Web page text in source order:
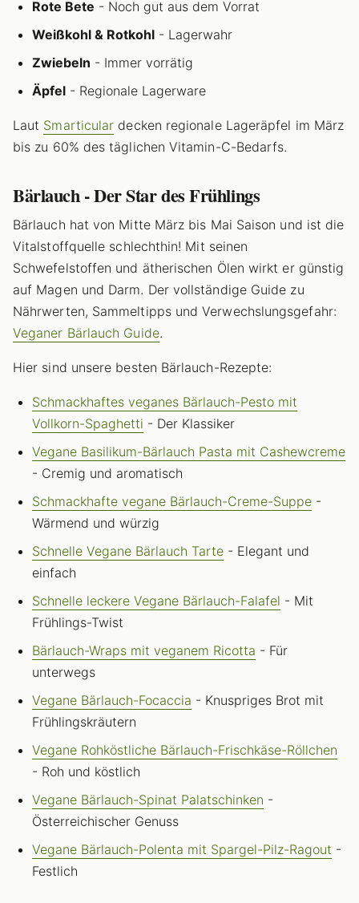
Rote Bete - Noch gut aus dem Vorrat
Weißkohl & Rotkohl - Lagerwahr
Zwiebeln - Immer vorrätig
Äpfel - Regionale Lagerware
Laut Smarticular decken regionale Lageräpfel im März
bis zu 60% des täglichen Vitamin-C-Bedarfs.
Bärlauch - Der Star des Frühlings
Bärlauch hat von Mitte März bis Mai Saison und ist die
Vitalstoffquelle schlechthin! Mit seinen
Schwefelstoffen und ätherischen Ölen wirkt er günstig
auf Magen und Darm. Der vollständige Guide zu
Nährwerten, Sammeltipps und Verwechslungsgefahr:
Veganer Bärlauch Guide.
Hier sind unsere besten Bärlauch-Rezepte:
Schmackhaftes veganes Bärlauch-Pesto mit
Vollkorn-Spaghetti - Der Klassiker
Vegane Basilikum-Bärlauch Pasta mit Cashewcreme
- Cremig und aromatisch
Schmackhafte vegane Bärlauch-Creme-Suppe -
Wärmend und würzig
Schnelle Vegane Bärlauch Tarte - Elegant und
einfach
Schnelle leckere Vegane Bärlauch-Falafel - Mit
Frühlings-Twist
Bärlauch-Wraps mit veganem Ricotta - Für
unterwegs
Vegane Bärlauch-Focaccia - Knuspriges Brot mit
Frühlingskräutern
Vegane Rohköstliche Bärlauch-Frischkäse-Röllchen
- Roh und köstlich
Vegane Bärlauch-Spinat Palatschinken -
Österreichischer Genuss
Vegane Bärlauch-Polenta mit Spargel-Pilz-Ragout -
Festlich